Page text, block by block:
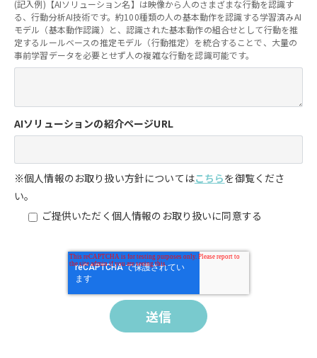
(記入例)【AIソリューション名】は映像から人のさまざまな行動を認識す
る、行動分析AI技術です。約100種類の人の基本動作を認識する学習済みAI
モデル（基本動作認識）と、認識された基本動作の組合せとして行動を推
定するルールベースの推定モデル（行動推定）を統合することで、大量の
事前学習データを必要とせず人の複雑な行動を認識可能です。
AIソリューションの紹介ページURL
※個人情報のお取り扱い方針についてはこちらを御覧くださ
い。
ご提供いただく個人情報のお取り扱いに同意する